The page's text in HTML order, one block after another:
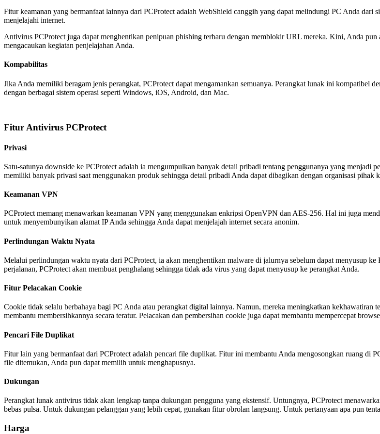
Fitur keamanan yang bermanfaat lainnya dari PCProtect adalah WebShield canggih yang dapat melindungi PC Anda dari
menjelajahi internet.
Antivirus PCProtect juga dapat menghentikan penipuan phishing terbaru dengan memblokir URL mereka. Kini, Anda
mengacaukan kegiatan penjelajahan Anda.
Kompabilitas
Jika Anda memiliki beragam jenis perangkat, PCProtect dapat mengamankan semuanya. Perangkat lunak ini kompatibel
dengan berbagai sistem operasi seperti Windows, iOS, Android, dan Mac.
Fitur Antivirus PCProtect
Privasi
Satu-satunya downside ke PCProtect adalah ia mengumpulkan banyak detail pribadi tentang penggunanya yang menjadi
memiliki banyak privasi saat menggunakan produk sehingga detail pribadi Anda dapat dibagikan dengan organisasi pihak
Keamanan VPN
PCProtect memang menawarkan keamanan VPN yang menggunakan enkripsi OpenVPN dan AES-256. Hal ini juga
untuk menyembunyikan alamat IP Anda sehingga Anda dapat menjelajah internet secara anonim.
Perlindungan Waktu Nyata
Melalui perlindungan waktu nyata dari PCProtect, ia akan menghentikan malware di jalurnya sebelum dapat menyusup
perjalanan, PCProtect akan membuat penghalang sehingga tidak ada virus yang dapat menyusup ke perangkat Anda.
Fitur Pelacakan Cookie
Cookie tidak selalu berbahaya bagi PC Anda atau perangkat digital lainnya. Namun, mereka meningkatkan
membantu membersihkannya secara teratur. Pelacakan dan pembersihan cookie juga dapat membantu mempercepat
Pencari File Duplikat
Fitur lain yang bermanfaat dari PCProtect adalah pencari file duplikat. Fitur ini membantu Anda mengosongkan ruang di
file ditemukan, Anda pun dapat memilih untuk menghapusnya.
Dukungan
Perangkat lunak antivirus tidak akan lengkap tanpa dukungan pengguna yang ekstensif. Untungnya, PCProtect
bebas pulsa. Untuk dukungan pelanggan yang lebih cepat, gunakan fitur obrolan langsung. Untuk pertanyaan apa pun
Harga